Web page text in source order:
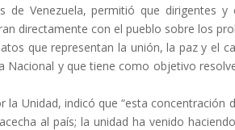
Venezuela, permitió que dirigentes y
directamente con el pueblo sobre los
que representan la unión, la paz y el
Nacional y que tiene como objetivo
Unidad, indicó que “esta concentración
al país; la unidad ha venido